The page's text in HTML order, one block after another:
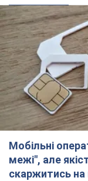
межі", але
скаржитись на
Чому ціни на
поліпшити якість
2 години тому
В окупованій
валить чорний